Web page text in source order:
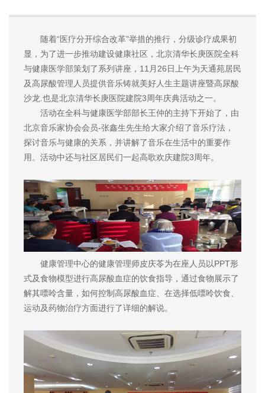
随着“医疗分开综合改革”举措的推行，分级诊疗成果初
显，为了进一步推动建设健康社区，北京清华长庚医院全科
与健康医学部策划了系列讲座，11月26日上午为天通苑居民
及高尿酸管理人员提供音乐铸就美好人生主题讲座暨高尿酸
沙龙.也是北京清华长庚医院建院3周年庆典活动之一。
活动在全科与健康医学部部长王仲的主持下开始了，由
北京音乐家协会会员-张鑫生先生给大家介绍了音乐疗法，
探讨音乐与健康的关系，并讲解了音乐在生活中的重要作
用。活动中还与社区居民们一起高歌欢庆建院3周年。
健康管理中心的健康管理师皮庆苓为在座人员以PPT形
式及食物模型进行高尿酸血症的饮食指导，通过食物展示了
解其嘌呤含量，如何控制高尿酸血症、在选择低嘌呤饮食、
运动及药物治疗方面进行了详细的解说。